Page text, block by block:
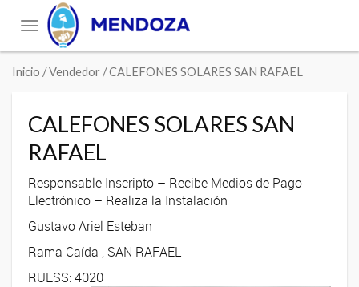
Toggle
navigation
Inicio / Vendedor / CALEFONES SOLARES SAN RAFAEL
CALEFONES SOLARES SAN
RAFAEL
Responsable Inscripto – Recibe Medios de Pago
Electrónico – Realiza la Instalación
Gustavo Ariel Esteban
Rama Caída , SAN RAFAEL
RUESS: 4020